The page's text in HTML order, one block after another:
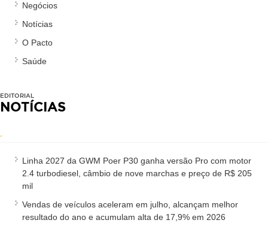
Negócios
Notícias
O Pacto
Saúde
EDITORIAL
NOTÍCIAS
.
Linha 2027 da GWM Poer P30 ganha versão Pro com motor
2.4 turbodiesel, câmbio de nove marchas e preço de R$ 205
mil
Vendas de veículos aceleram em julho, alcançam melhor
resultado do ano e acumulam alta de 17,9% em 2026